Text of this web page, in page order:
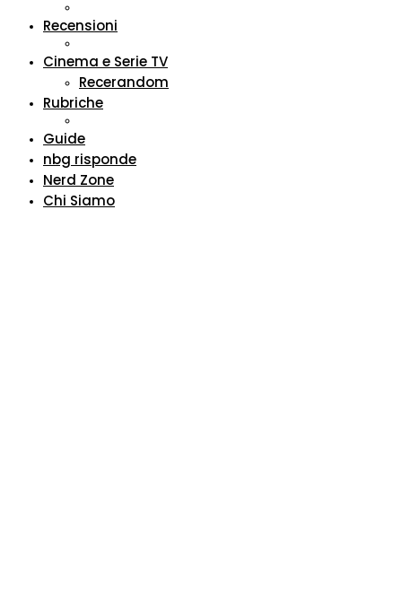
Recensioni
Cinema e Serie TV
Recerandom
Rubriche
Guide
nbg risponde
Nerd Zone
Chi Siamo